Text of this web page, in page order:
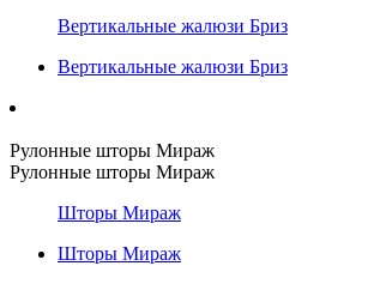
Вертикальные жалюзи Бриз
Вертикальные жалюзи Бриз
Рулонные шторы Мираж
Рулонные шторы Мираж
Шторы Мираж
Шторы Мираж